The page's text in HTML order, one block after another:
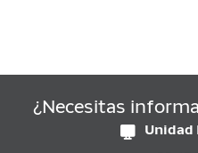
¿Necesitas
Unidad